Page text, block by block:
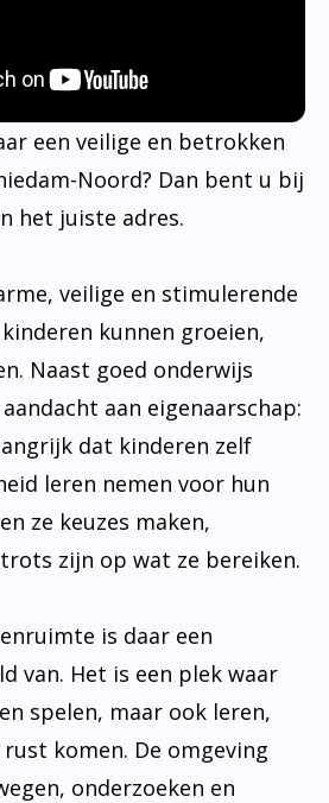
een veilige en betrokken
Noord? Dan bent u bij
het juiste adres.
veilige en stimulerende
kunnen groeien,
Naast goed onderwijs
aan eigenaarschap:
dat kinderen zelf
leren nemen voor hun
ze keuzes maken,
zijn op wat ze bereiken.
is daar een
van. Het is een plek waar
spelen, maar ook leren,
komen. De omgeving
onderzoeken en